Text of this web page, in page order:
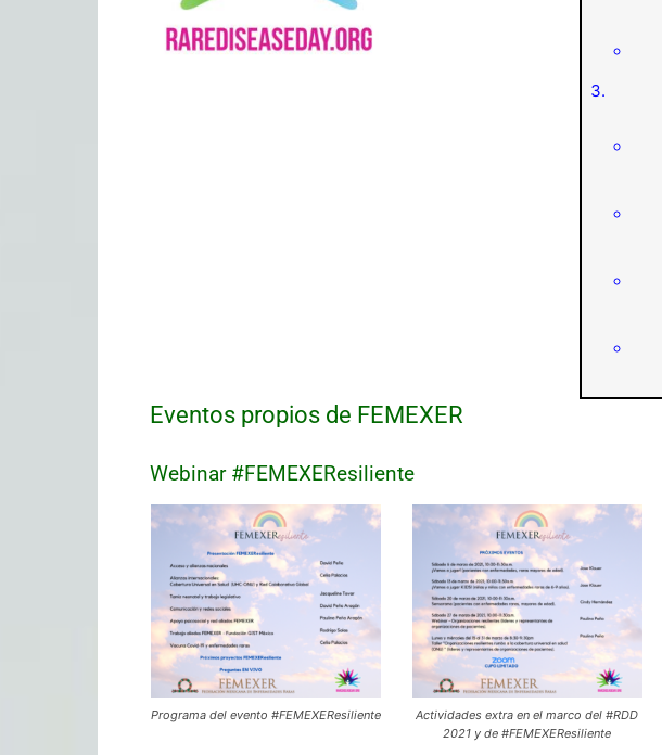
Eventos propios de FEMEXER
Webinar #FEMEXEResiliente
Programa del evento #FEMEXEResiliente
Actividades extra en el marco del #RDD
2021 y de #FEMEXEResiliente